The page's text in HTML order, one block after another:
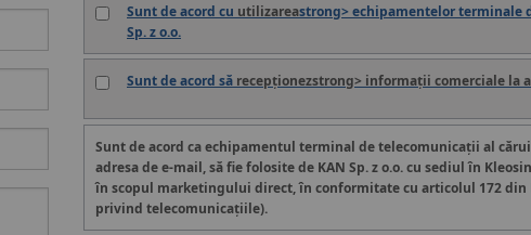
Sunt de acord cu utilizareastrong> echipamentelor terminale
Sp. z o.o.
Sunt de acord să recepționezstrong> informații comerciale la
Sunt de acord ca echipamentul terminal de telecomunicații al
adresa de e-mail, să fie folosite de KAN Sp. z o.o. cu sediul în
în scopul marketingului direct, în conformitate cu articolul 172 din
privind telecomunicațiile).